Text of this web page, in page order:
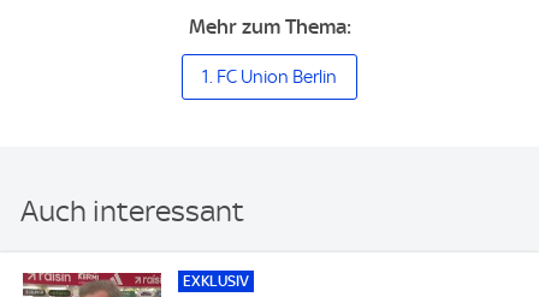
Mehr zum Thema:
1. FC Union Berlin
Auch interessant
EXKLUSIV